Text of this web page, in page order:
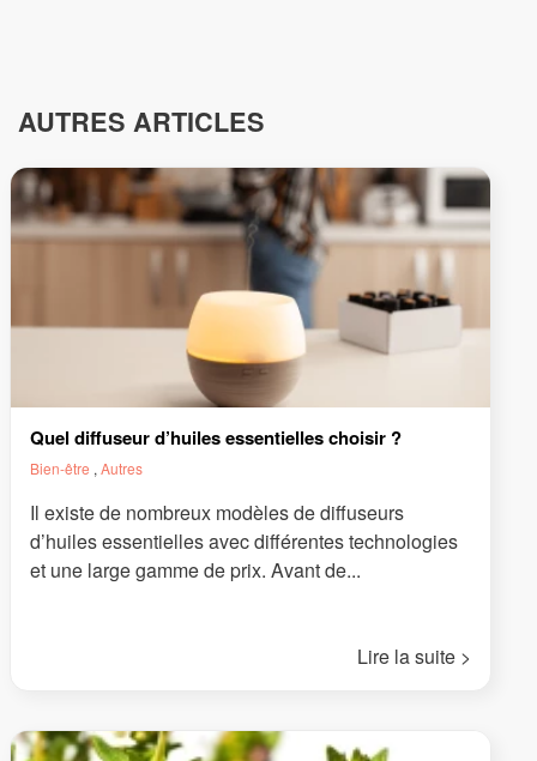
AUTRES ARTICLES
Quel diffuseur d’huiles essentielles choisir ?
Bien-être , Autres
Il existe de nombreux modèles de diffuseurs
d’huiles essentielles avec différentes technologies
et une large gamme de prix. Avant de...
Lire la suite >